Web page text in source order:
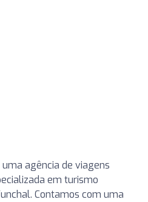
uma agência de viagens
em turismo
Contamos com uma